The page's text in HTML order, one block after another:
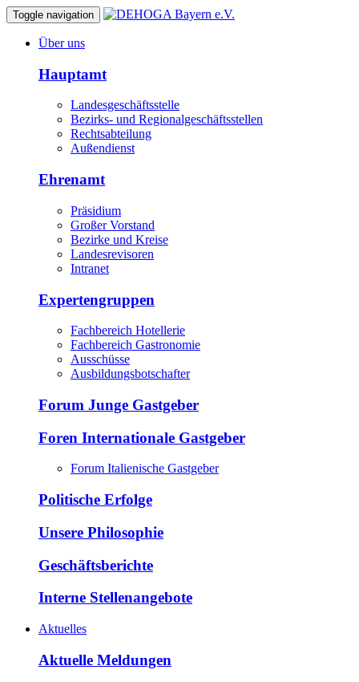
Toggle navigation
Über uns
Hauptamt
Landesgeschäftsstelle
Bezirks- und Regionalgeschäftsstellen
Rechtsabteilung
Außendienst
Ehrenamt
Präsidium
Großer Vorstand
Bezirke und Kreise
Landesrevisoren
Intranet
Expertengruppen
Fachbereich Hotellerie
Fachbereich Gastronomie
Ausschüsse
Ausbildungsbotschafter
Forum Junge Gastgeber
Foren Internationale Gastgeber
Forum Italienische Gastgeber
Politische Erfolge
Unsere Philosophie
Geschäftsberichte
Interne Stellenangebote
Aktuelles
Aktuelle Meldungen